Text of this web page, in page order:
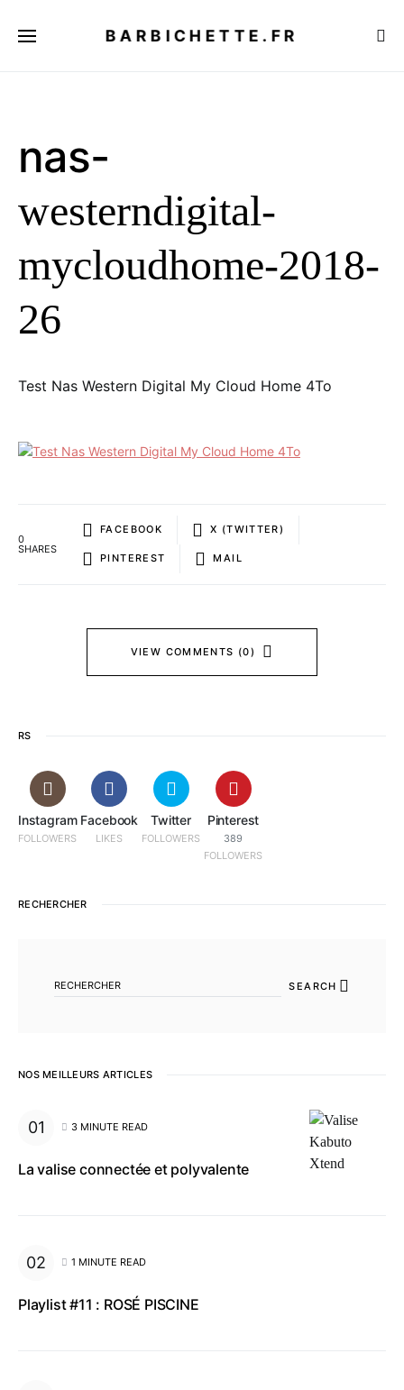
BARBICHETTE.FR
nas-
westerndigital-
mycloudhome-2018-
26
Test Nas Western Digital My Cloud Home 4To
0
SHARES
FACEBOOK X (TWITTER)
PINTEREST MAIL
VIEW COMMENTS (0)
RS
Instagram
FOLLOWERS
Facebook
LIKES
Twitter
FOLLOWERS
Pinterest
389
FOLLOWERS
RECHERCHER
SEARCH
NOS MEILLEURS ARTICLES
3 MINUTE READ
La valise connectée et polyvalente
1 MINUTE READ
Playlist #11 : ROSÉ PISCINE